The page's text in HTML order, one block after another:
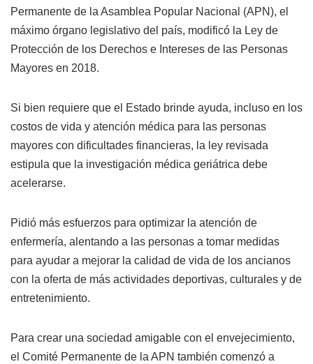
Permanente de la Asamblea Popular Nacional (APN), el
máximo órgano legislativo del país, modificó la Ley de
Protección de los Derechos e Intereses de las Personas
Mayores en 2018.
Si bien requiere que el Estado brinde ayuda, incluso en los
costos de vida y atención médica para las personas
mayores con dificultades financieras, la ley revisada
estipula que la investigación médica geriátrica debe
acelerarse.
Pidió más esfuerzos para optimizar la atención de
enfermería, alentando a las personas a tomar medidas
para ayudar a mejorar la calidad de vida de los ancianos
con la oferta de más actividades deportivas, culturales y de
entretenimiento.
Para crear una sociedad amigable con el envejecimiento,
el Comité Permanente de la APN también comenzó a